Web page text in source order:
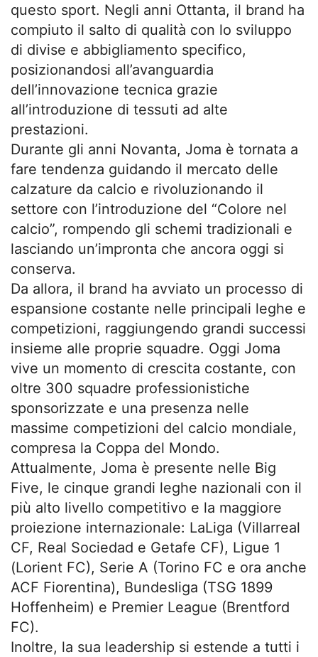
questo sport. Negli anni Ottanta, il brand ha
compiuto il salto di qualità con lo sviluppo
di divise e abbigliamento specifico,
posizionandosi all’avanguardia
dell’innovazione tecnica grazie
all’introduzione di tessuti ad alte
prestazioni.
Durante gli anni Novanta, Joma è tornata a
fare tendenza guidando il mercato delle
calzature da calcio e rivoluzionando il
settore con l’introduzione del “Colore nel
calcio”, rompendo gli schemi tradizionali e
lasciando un’impronta che ancora oggi si
conserva.
Da allora, il brand ha avviato un processo di
espansione costante nelle principali leghe e
competizioni, raggiungendo grandi successi
insieme alle proprie squadre. Oggi Joma
vive un momento di crescita costante, con
oltre 300 squadre professionistiche
sponsorizzate e una presenza nelle
massime competizioni del calcio mondiale,
compresa la Coppa del Mondo.
Attualmente, Joma è presente nelle Big
Five, le cinque grandi leghe nazionali con il
più alto livello competitivo e la maggiore
proiezione internazionale: LaLiga (Villarreal
CF, Real Sociedad e Getafe CF), Ligue 1
(Lorient FC), Serie A (Torino FC e ora anche
ACF Fiorentina), Bundesliga (TSG 1899
Hoffenheim) e Premier League (Brentford
FC).
Inoltre, la sua leadership si estende a tutti i